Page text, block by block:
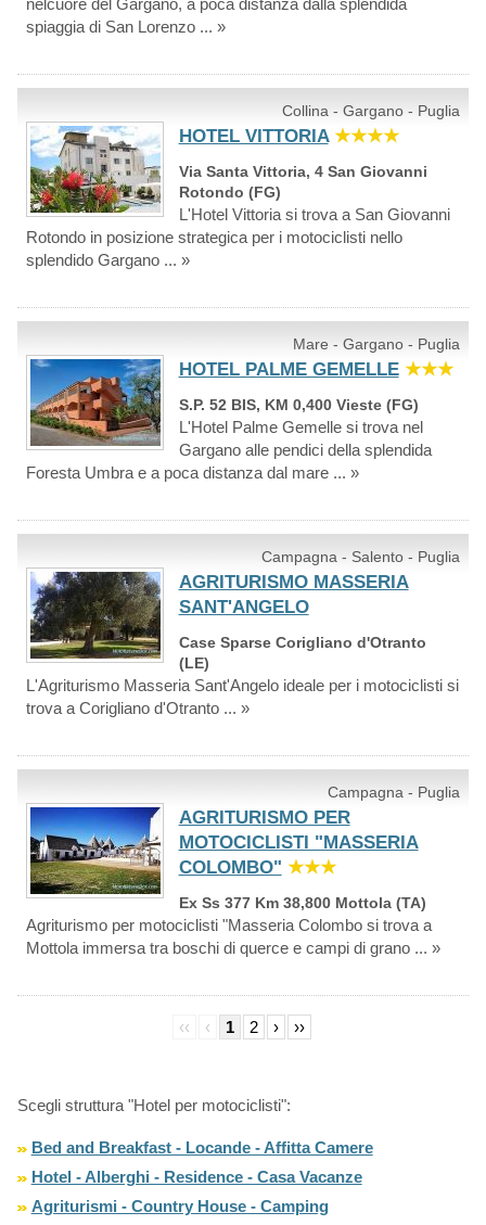
nelcuore del Gargano, a poca distanza dalla splendida
spiaggia di San Lorenzo ... »
Collina - Gargano - Puglia
HOTEL VITTORIA ★★★★
Via Santa Vittoria, 4 San Giovanni
Rotondo (FG)
L'Hotel Vittoria si trova a San Giovanni
Rotondo in posizione strategica per i motociclisti nello
splendido Gargano ... »
Mare - Gargano - Puglia
HOTEL PALME GEMELLE ★★★
S.P. 52 BIS, KM 0,400 Vieste (FG)
L'Hotel Palme Gemelle si trova nel
Gargano alle pendici della splendida
Foresta Umbra e a poca distanza dal mare ... »
Campagna - Salento - Puglia
AGRITURISMO MASSERIA
SANT'ANGELO
Case Sparse Corigliano d'Otranto
(LE)
L'Agriturismo Masseria Sant'Angelo ideale per i motociclisti si
trova a Corigliano d'Otranto ... »
Campagna - Puglia
AGRITURISMO PER
MOTOCICLISTI "MASSERIA
COLOMBO" ★★★
Ex Ss 377 Km 38,800 Mottola (TA)
Agriturismo per motociclisti "Masseria Colombo si trova a
Mottola immersa tra boschi di querce e campi di grano ... »
‹‹ ‹ 1 2 › ››
Scegli struttura "Hotel per motociclisti":
Bed and Breakfast - Locande - Affitta Camere
Hotel - Alberghi - Residence - Casa Vacanze
Agriturismi - Country House - Camping